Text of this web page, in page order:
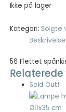
Ikke på lager
Kategori: Solgte
Beskrivelse
56 Flettet
Sold Out!
Nødvendig
Nødvendige
cookies hjælper
med at gøre en